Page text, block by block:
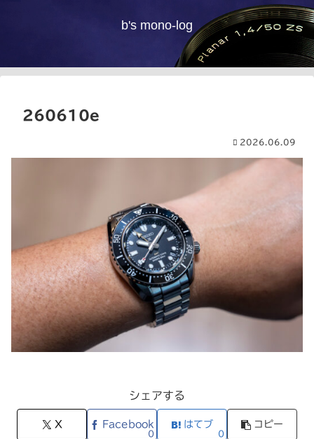
b's mono-log
260610e
2026.06.09
シェアする
X Facebook
0
はてブ
0
コピー